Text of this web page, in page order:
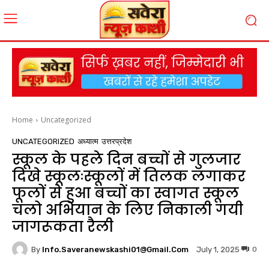
Home Uncategorized
UNCATEGORIZED अध्यात्म उत्तरप्रदेश
स्कूल के पहले दिन बच्चों से गुलजार
दिखे स्कूलःस्कूलों में तिलक लगाकर
फूलों से हुआ बच्चों का स्वागत स्कूल
चलो अभियान के लिए निकाली गयी
जागरूकता रैली
By Info.saveranewskashi01@gmail.com July 1, 2025 0